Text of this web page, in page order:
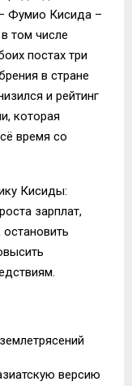
Фумио Кисида –
том числе
постах три
в стране
и рейтинг
которая
время со
Кисиды:
зарплат,
версию